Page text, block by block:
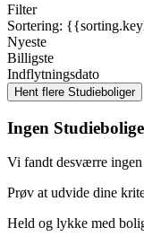
Filter
Sortering:
Nyeste
Billigste
Indflytningsdato
Ingen
Vi fandt desværre
Prøv at udvide dine
Held og lykke med